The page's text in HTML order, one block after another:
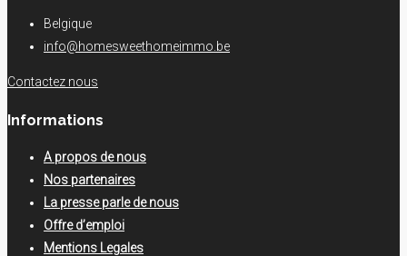
Belgique
info@homesweethomeimmo.be
Contactez nous
Informations
A propos de nous
Nos partenaires
La presse parle de nous
Offre d’emploi
Mentions Legales